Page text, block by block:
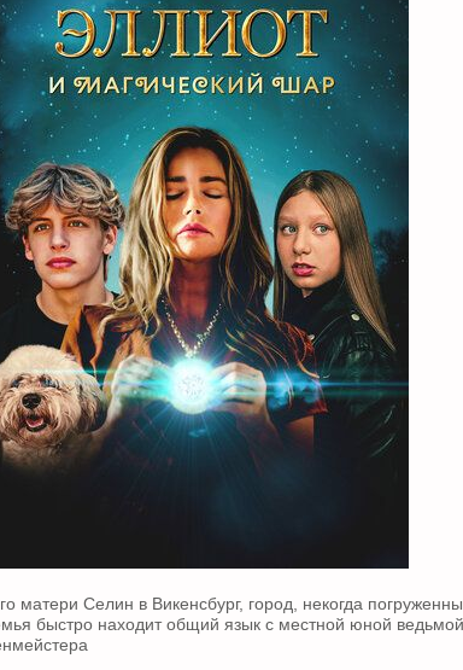
матери Селин в Викенсбург, город, некогда
быстро находит общий язык с местной юной